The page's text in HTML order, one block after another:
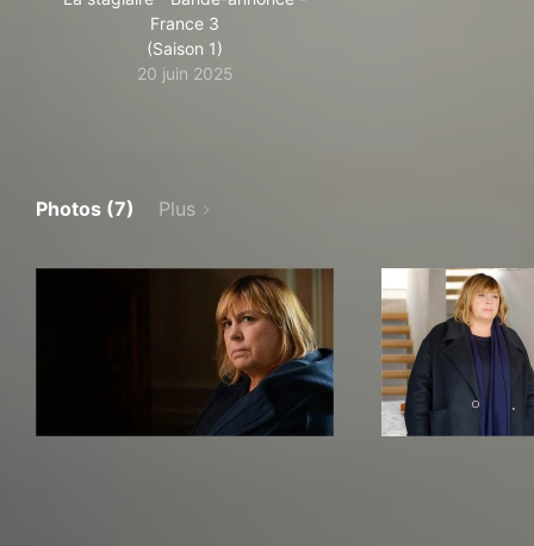
France 3
(Saison 1)
20 juin 2025
Photos (7) Plus